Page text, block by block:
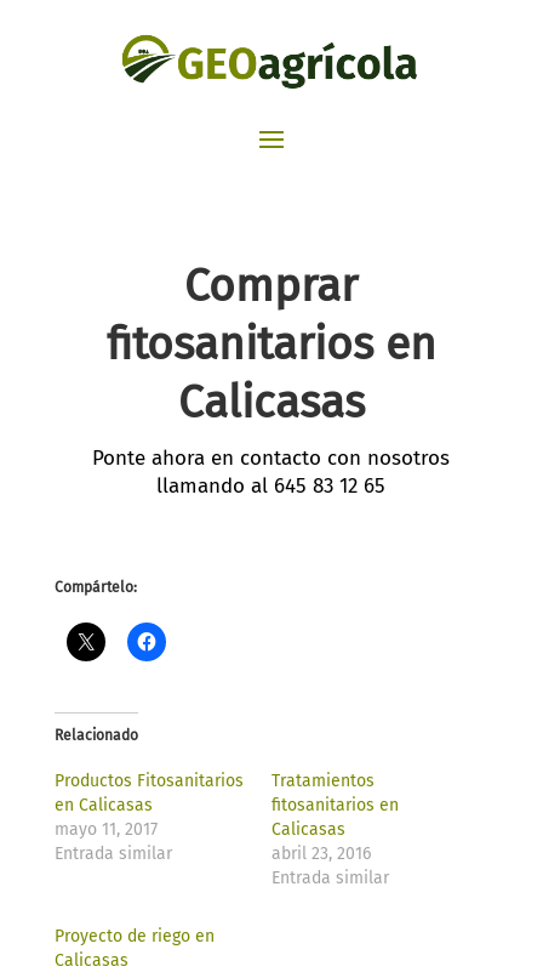
Comprar
fitosanitarios en
Calicasas
Ponte ahora en contacto con nosotros
llamando al 645 83 12 65
Compártelo:
Relacionado
Productos Fitosanitarios
en Calicasas
mayo 11, 2017
Entrada similar
Tratamientos
fitosanitarios en
Calicasas
abril 23, 2016
Entrada similar
Proyecto de riego en
Calicasas